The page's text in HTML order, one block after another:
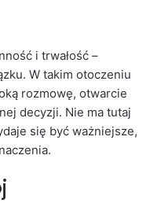
i trwałość –
W takim otoczeniu
rozmowę, otwarcie
decyzji. Nie ma tutaj
się być ważniejsze,